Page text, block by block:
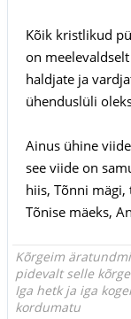
Kõik kristlikud
on
haldjate ja
ühenduslüli
Ainus ühine
see viide on
hiis, Tõnni
Tõnise mäeks,
Kõrgeim
pidevalt selle
Iga hetk ja iga
kordumatu